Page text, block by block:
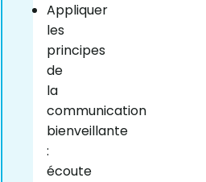
Appliquer
les
principes
de
la
communication
bienveillante
:
écoute